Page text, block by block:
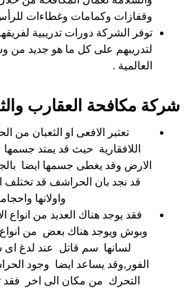
وقفازات وكمامات وغطاءات
توفر الشركة دورات تدريبية
لتدريبهم على كل ما هو جديد من
العالمية .
شركة مكافحة العقارب
تعتبر الافعى او الثعبان من
اللافقارية حيث قد يمتد
الارض وقد يغطى جسمها ايضا
قد نجد بان الحراشف قد تختلف
واولانها
فقد يوجد هناك العديد من انواع
وبوش ويوجد هناك بعض من
لسانها سم قاتل عند لدغ
الفور,وقد يساعد ايضا وجود
التحرك من مكان الى اخر فقد